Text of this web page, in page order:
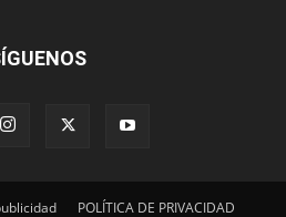
POLÍTICA DE PRIVACIDAD